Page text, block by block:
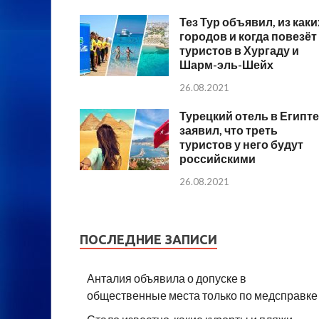
Тез Тур объявил, из
городов и когда повезёт
туристов в Хургаду и
Шарм-эль-Шейх
26.08.2021
Турецкий отель в Египте
заявил, что треть
туристов у него будут
российскими
26.08.2021
ПОСЛЕДНИЕ ЗАПИСИ
Анталия объявила о допуске в
общественные места только по медсправке